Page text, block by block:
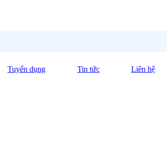
Tuyển dụng Tin tức Liên hệ